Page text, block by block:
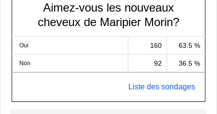
Aimez-vous les nouveaux
cheveux de Maripier Morin?
Oui 160 63.5 %
Non 92 36.5 %
Liste des sondages